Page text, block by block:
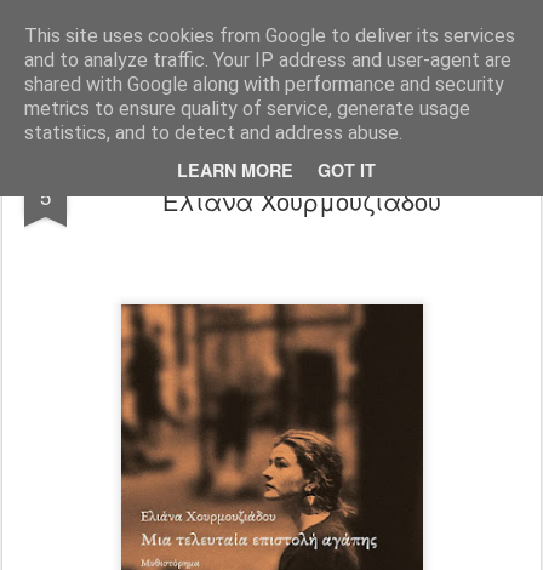
This site uses cookies from Google to deliver its services
and to analyze traffic. Your IP address and user-agent are
shared with Google along with performance and security
metrics to ensure quality of service, generate usage
statistics, and to detect and address abuse.
LEARN MORE GOT IT
"Ερασιτέχνες Άνθρωποι"
Blog Info DreamCity Φιλικά Sites
5
Μια τελευταία επιστολή αγάπης –
Ελιάνα Χουρμουζιάδου